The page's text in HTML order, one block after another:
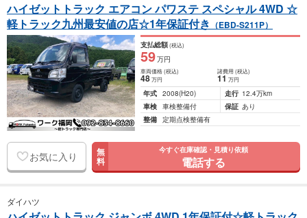
ハイゼットトラック エアコン パワステ スペシャル 4WD ☆
軽トラック九州最安値の店☆1年保証付き （EBD-S211P）
支払総額(税込)
59万円
車両価格(税込)
48万円
諸費用 (税込)
11 万円
年式 2008(H20) 走行 12.4万km
車検 車検整備付 保証 あり
整備 定期点検整備有
お気に入り 無
料
今すぐ在庫確認・見積り依頼
電話する
ダイハツ